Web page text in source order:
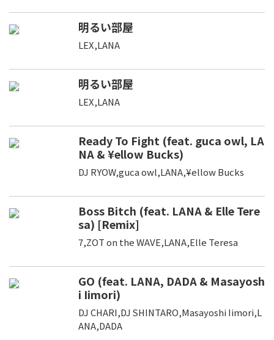
明るい部屋
LEX,LANA
明るい部屋
LEX,LANA
Ready To Fight (feat. guca owl, LA
NA & ¥ellow Bucks)
DJ RYOW,guca owl,LANA,¥ellow Bucks
Boss Bitch (feat. LANA & Elle Tere
sa) [Remix]
7,ZOT on the WAVE,LANA,Elle Teresa
GO (feat. LANA, DADA & Masayosh
i Iimori)
DJ CHARI,DJ SHINTARO,Masayoshi Iimori,L
ANA,DADA